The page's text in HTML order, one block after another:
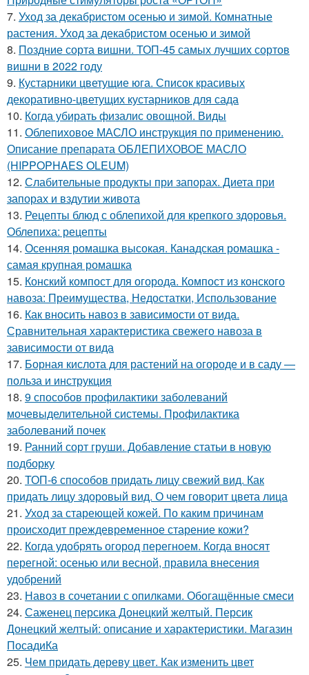
7. Уход за декабристом осенью и зимой. Комнатные
растения. Уход за декабристом осенью и зимой
8. Поздние сорта вишни. ТОП-45 самых лучших сортов
вишни в 2022 году
9. Кустарники цветущие юга. Список красивых
декоративно-цветущих кустарников для сада
10. Когда убирать физалис овощной. Виды
11. Облепиховое МАСЛО инструкция по применению.
Описание препарата ОБЛЕПИХОВОЕ МАСЛО
(HIPPOPHAES OLEUM)
12. Слабительные продукты при запорах. Диета при
запорах и вздутии живота
13. Рецепты блюд с облепихой для крепкого здоровья.
Облепиха: рецепты
14. Осенняя ромашка высокая. Канадская ромашка -
самая крупная ромашка
15. Конский компост для огорода. Компост из конского
навоза: Преимущества, Недостатки, Использование
16. Как вносить навоз в зависимости от вида.
Сравнительная характеристика свежего навоза в
зависимости от вида
17. Борная кислота для растений на огороде и в саду —
польза и инструкция
18. 9 способов профилактики заболеваний
мочевыделительной системы. Профилактика
заболеваний почек
19. Ранний сорт груши. Добавление статьи в новую
подборку
20. ТОП-6 способов придать лицу свежий вид. Как
придать лицу здоровый вид. О чем говорит цвета лица
21. Уход за стареющей кожей. По каким причинам
происходит преждевременное старение кожи?
22. Когда удобрять огород перегноем. Когда вносят
перегной: осенью или весной, правила внесения
удобрений
23. Навоз в сочетании с опилками. Обогащённые смеси
24. Саженец персика Донецкий желтый. Персик
Донецкий желтый: описание и характеристики. Магазин
ПосадиКа
25. Чем придать дереву цвет. Как изменить цвет